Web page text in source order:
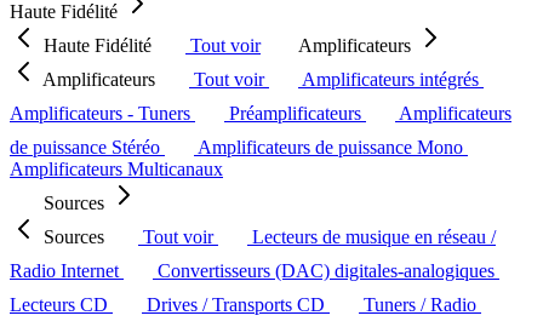
Haute Fidélité
Haute Fidélité
Tout voir
Amplificateurs
Amplificateurs
Tout voir
Amplificateurs intégrés
Amplificateurs - Tuners
Préamplificateurs
Amplificateurs
de puissance Stéréo
Amplificateurs de puissance Mono
Amplificateurs Multicanaux
Sources
Sources
Tout voir
Lecteurs de musique en réseau /
Radio Internet
Convertisseurs (DAC) digitales-analogiques
Lecteurs CD
Drives / Transports CD
Tuners / Radio